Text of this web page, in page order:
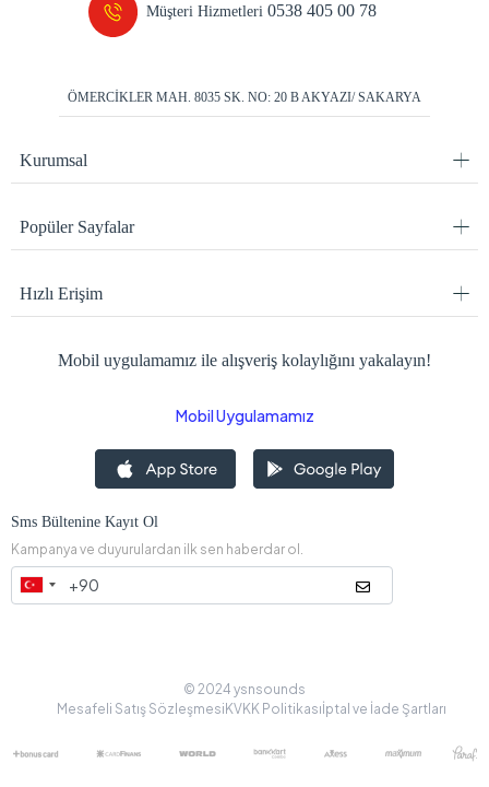
Müşteri Hizmetleri0538 405 00 78
ÖMERCİKLER MAH. 8035 SK. NO: 20 B AKYAZI/ SAKARYA
Kurumsal
Popüler Sayfalar
Hızlı Erişim
Mobil uygulamamız ile alışveriş kolaylığını yakalayın!
Mobil Uygulamamız
Sms Bültenine Kayıt Ol
Kampanya ve duyurulardan ilk sen haberdar ol.
© 2024 ysnsounds
Mesafeli Satış Sözleşmesi KVKK Politikasıİptal ve İade Şartları